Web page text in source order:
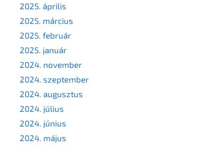
2025. április
2025. március
2025. február
2025. január
2024. november
2024. szeptember
2024. augusztus
2024. július
2024. június
2024. május